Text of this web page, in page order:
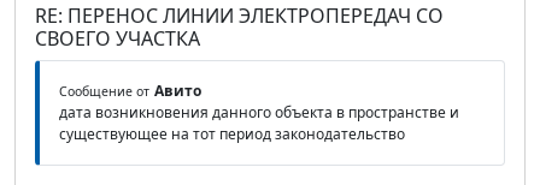
RE: ПЕРЕНОС ЛИНИИ ЭЛЕКТРОПЕРЕДАЧ СО
СВОЕГО УЧАСТКА
Сообщение от Авито
дата возникновения данного объекта в пространстве и
существующее на тот период законодательство